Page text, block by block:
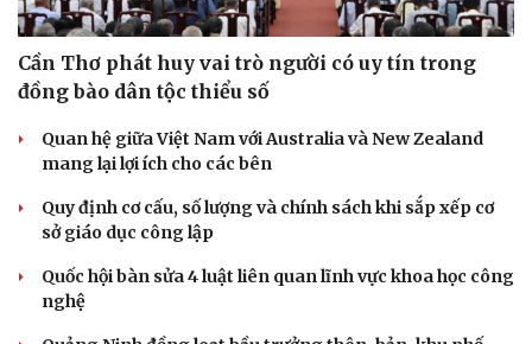
Cần Thơ phát huy vai trò người có uy tín trong
đồng bào dân tộc thiểu số
Quan hệ giữa Việt Nam với Australia và New Zealand
mang lại lợi ích cho các bên
Quy định cơ cấu, số lượng và chính sách khi sắp xếp cơ
sở giáo dục công lập
Quốc hội bàn sửa 4 luật liên quan lĩnh vực khoa học công
nghệ